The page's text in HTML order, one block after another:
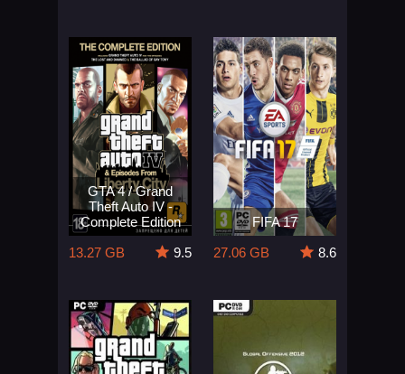
GTA 4 / Grand
Theft Auto IV -
Complete Edition
13.27 GB
9.5
FIFA 17
27.06 GB
8.6